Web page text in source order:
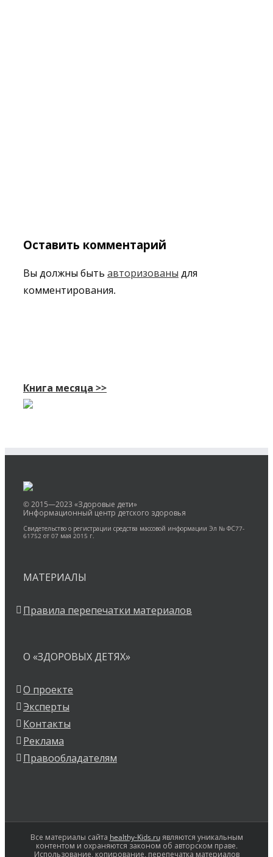
Оставить комментарий
Вы должны быть авторизованы для
комментирования.
Книга месяца >>
© 2015—2023 «Здоровые дети»
Информационный центр детского здоровья
Свидетельство о регистрации средства массовой информации Эл № ФС77-
61752 от 07 мая 2015 г.
МАТЕРИАЛЫ
Правила перепечатки материалов
О «ЗДОРОВЫХ ДЕТЯХ»
О проекте
Эксперты
Контакты
Реклама
Правообладателям
Все материалы сайта healthy-Kids.ruявляются уникальным
контентом и охраняются законом об авторском праве.
Использование, копирование, перепечатка материалов